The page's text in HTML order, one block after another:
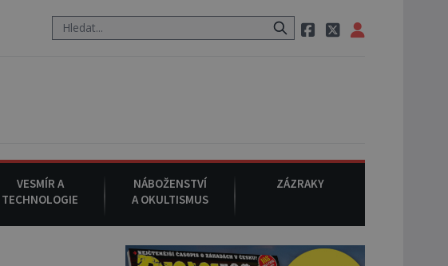
jeho vozem po cestě utíká zvláštní psovitá šelma, údajně bájná čupakabra.
VESMÍR A
TECHNOLOGIE
NÁBOŽENSTVÍ
A OKULTISMUS
ZÁZRAKY